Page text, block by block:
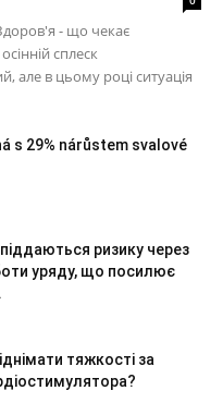
- що чекає
сплеск
але в цьому році ситуація
s 29% nárůstem svalové
ризику через
уряду, що посилює
тяжкості за